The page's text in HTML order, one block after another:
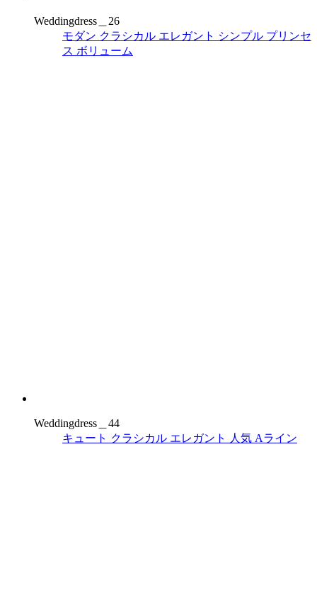
Weddingdress＿26
モダン クラシカル エレガント シンプル プリンセ
ス ボリューム
Weddingdress＿44
キュート クラシカル エレガント 人気 Aライン